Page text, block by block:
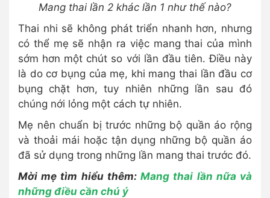
Mang thai lần 2 khác lần 1 như thế nào?
Thai nhi sẽ không phát triển nhanh hơn, nhưng
có thể mẹ sẽ nhận ra việc mang thai của mình
sớm hơn một chút so với lần đầu tiên. Điều này
là do cơ bụng của mẹ, khi mang thai lần đầu cơ
bụng chặt hơn, tuy nhiên những lần sau đó
chúng nới lỏng một cách tự nhiên.
Mẹ nên chuẩn bị trước những bộ quần áo rộng
và thoải mái hoặc tận dụng những bộ quần áo
đã sử dụng trong những lần mang thai trước đó.
Mời mẹ tìm hiểu thêm:Mang thai lần nữa và
những điều cần chú ý